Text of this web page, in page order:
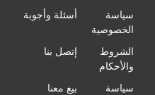
سياسة
الخصوصية
أسئلة وأجوبة
الشروط
والأحكام
إتصل بنا
سياسة بيع معنا